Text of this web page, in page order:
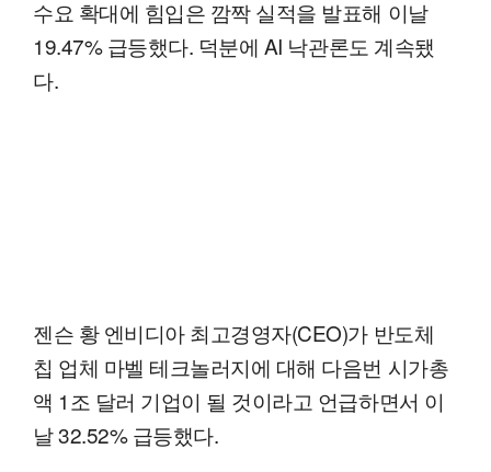
수요 확대에 힘입은 깜짝 실적을 발표해 이날
19.47% 급등했다. 덕분에 AI 낙관론도 계속됐
다.
젠슨 황 엔비디아 최고경영자(CEO)가 반도체
칩 업체 마벨 테크놀러지에 대해 다음번 시가총
액 1조 달러 기업이 될 것이라고 언급하면서 이
날 32.52% 급등했다.